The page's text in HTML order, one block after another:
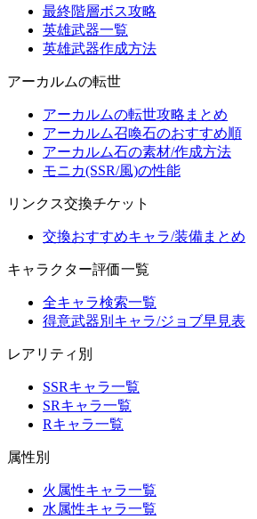
最終階層ボス攻略
英雄武器一覧
英雄武器作成方法
アーカルムの転世
アーカルムの転世攻略まとめ
アーカルム召喚石のおすすめ順
アーカルム石の素材/作成方法
モニカ(SSR/風)の性能
リンクス交換チケット
交換おすすめキャラ/装備まとめ
キャラクター評価一覧
全キャラ検索一覧
得意武器別キャラ/ジョブ早見表
レアリティ別
SSRキャラ一覧
SRキャラ一覧
Rキャラ一覧
属性別
火属性キャラ一覧
水属性キャラ一覧